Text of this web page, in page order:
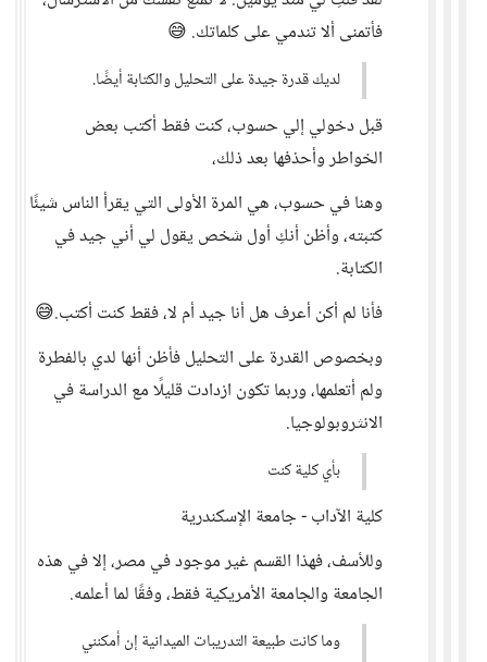
فأتمنى ألا تندمي على كلماتك. 😅
لديك قدرة جيدة على التحليل والكتابة أيضًا.
قبل دخولي إلي حسوب، كنت فقط أكتب بعض
الخواطر وأحذفها بعد ذلك،
وهنا في حسوب، هي المرة الأولى التي يقرأ الناس شيئًا
كتبته، وأظن أنكِ أول شخص يقول لي أني جيد في
الكتابة.
فأنا لم أكن أعرف هل أنا جيد أم لا، فقط كنت أكتب.😅
وبخصوص القدرة على التحليل فأظن أنها لدي بالفطرة
ولم أتعلمها، وربما تكون ازدادت قليلًا مع الدراسة في
الانثروبولوجيا.
بأي كلية كنت
كلية الآداب - جامعة الإسكندرية
وللأسف، فهذا القسم غير موجود في مصر، إلا في هذه
الجامعة والجامعة الأمريكية فقط، وفقًا لما أعلمه.
وما كانت طبيعة التدريبات الميدانية إن أمكنني